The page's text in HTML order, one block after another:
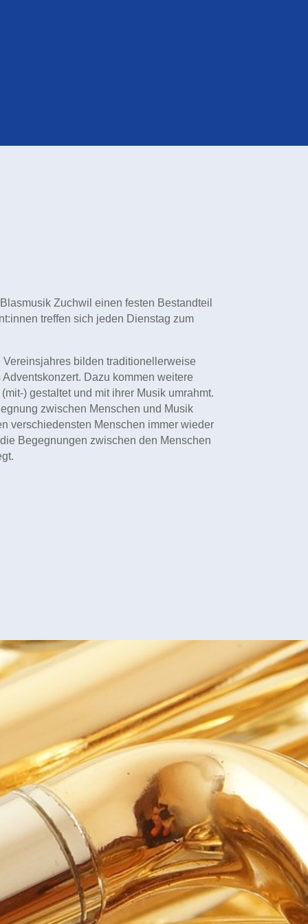
Zuchwil einen festen Bestandteil
treffen sich jeden Dienstag zum
bilden traditionellerweise
Dazu kommen weitere
(mit-) gestaltet und mit ihrer Musik umrahmt.
zwischen Menschen und Musik
verschiedensten Menschen immer wieder
Begegnungen zwischen den Menschen